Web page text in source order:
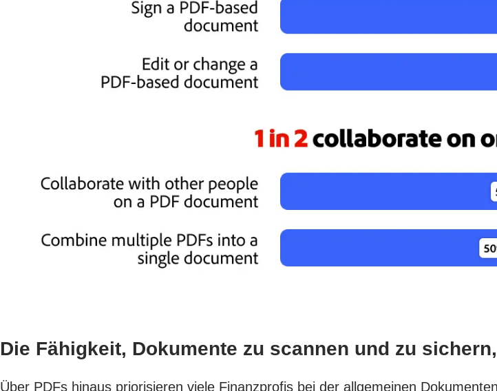
Die Fähigkeit, Dokumente zu scannen und zu
Über PDFs hinaus priorisieren viele Finanzprofis bei der allgemeinen